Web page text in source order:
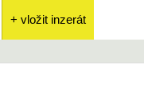
+ vložit inzerát